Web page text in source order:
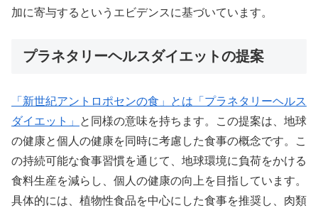
加に寄与するというエビデンスに基づいています。
プラネタリーヘルスダイエットの提案
「新世紀アントロポセンの食」とは「プラネタリーヘルス
ダイエット」
と同様の意味を持ちます。この提案は、地球
の健康と個人の健康を同時に考慮した食事の概念です。こ
の持続可能な食事習慣を通じて、地球環境に負荷をかける
食料生産を減らし、個人の健康の向上を目指しています。
具体的には、植物性食品を中心にした食事を推奨し、肉類